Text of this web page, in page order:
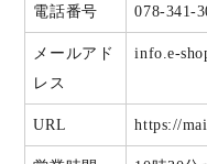
電話番号 078-341-
メールアド
レス
info.e-
URL https://